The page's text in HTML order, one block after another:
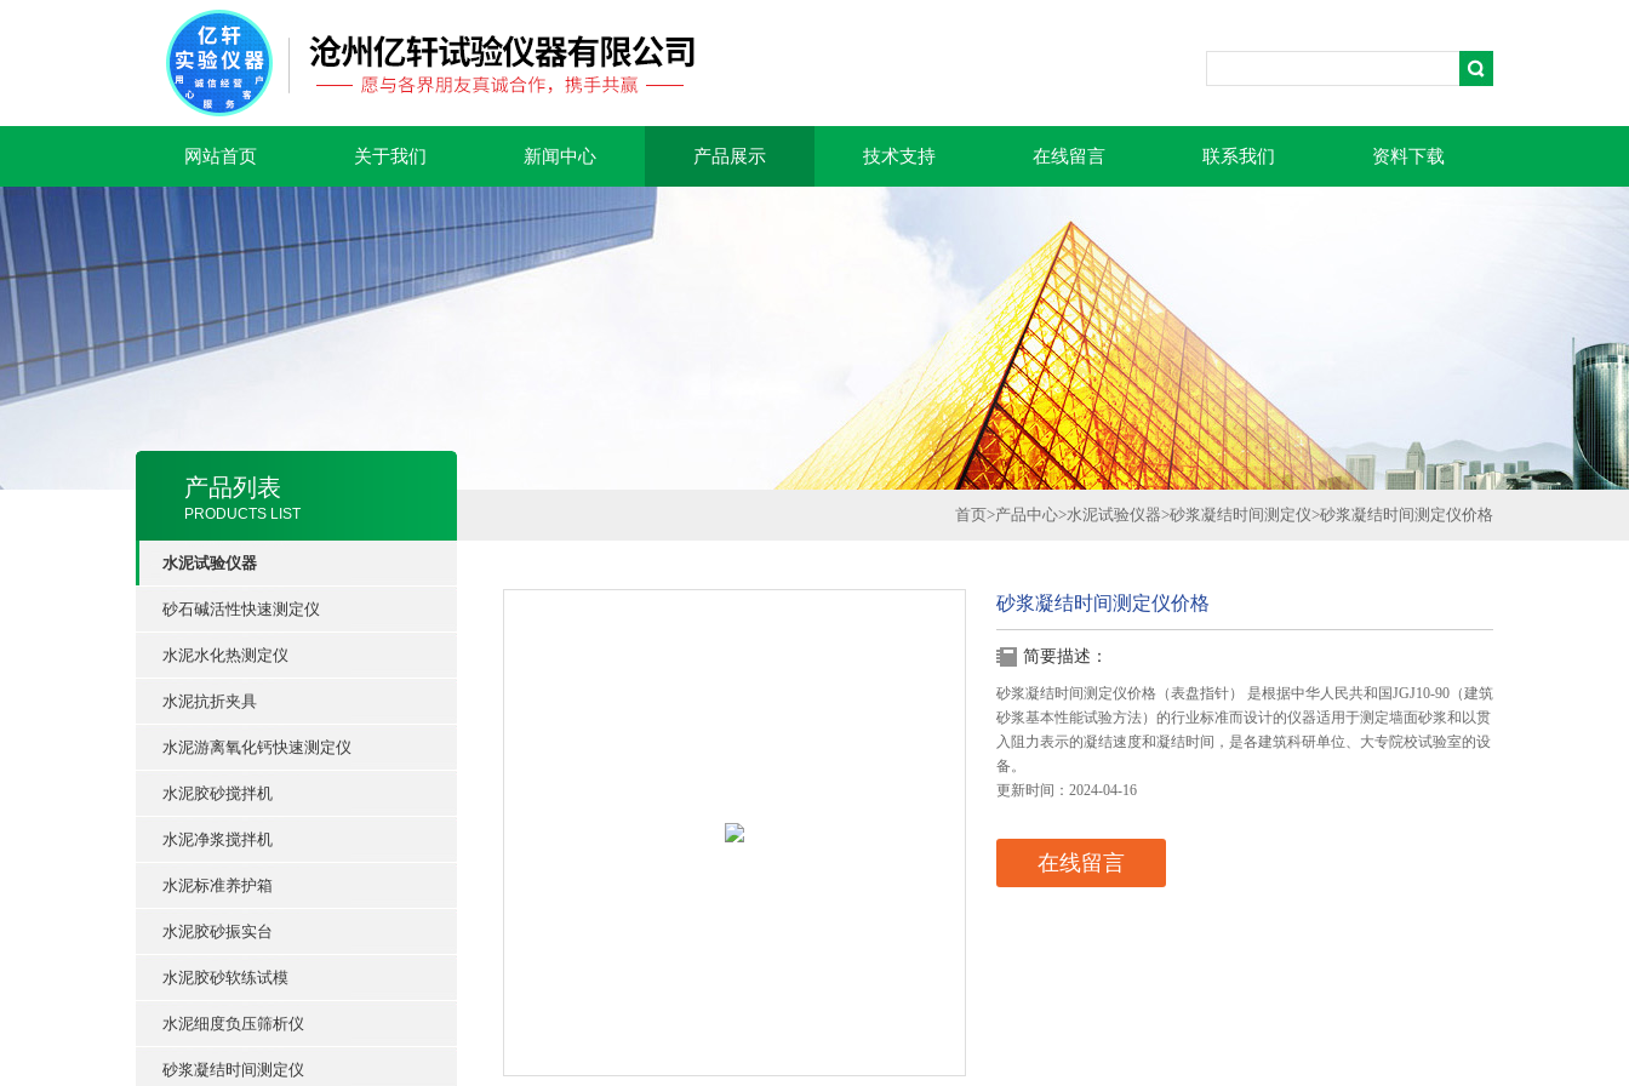
网站首页 关于我们 新闻中心 产品展示 技术支持 在线留言 联系我们 资料下载
产品列表
PRODUCTS LIST
水泥试验仪器
砂石碱活性快速测定仪
水泥水化热测定仪
水泥抗折夹具
水泥游离氧化钙快速测定仪
水泥胶砂搅拌机
水泥净浆搅拌机
水泥标准养护箱
水泥胶砂振实台
水泥胶砂软练试模
水泥细度负压筛析仪
砂浆凝结时间测定仪
首页>产品中心>水泥试验仪器>砂浆凝结时间测定仪>砂浆凝结时间测定仪价格
砂浆凝结时间测定仪价格
简要描述：
砂浆凝结时间测定仪价格（表盘指针） 是根据中华人民共和国JGJ10-90（建筑
砂浆基本性能试验方法）的行业标准而设计的仪器适用于测定墙面砂浆和以贯
入阻力表示的凝结速度和凝结时间，是各建筑科研单位、大专院校试验室的设
备。
更新时间：2024-04-16
在线留言